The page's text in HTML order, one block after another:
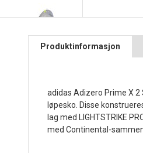
Produktinformasjon
adidas Adizero Prime X
løpesko. Disse
lag med LIGHTSTRIKE
med Continental-